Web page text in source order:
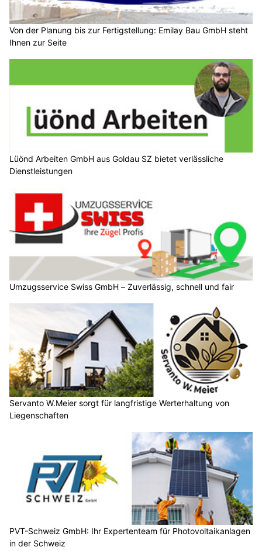
Von der Planung bis zur Fertigstellung: Emilay Bau GmbH steht
Ihnen zur Seite
Lüönd Arbeiten GmbH aus Goldau SZ bietet verlässliche
Dienstleistungen
Umzugsservice Swiss GmbH – Zuverlässig, schnell und fair
Servanto W.Meier sorgt für langfristige Werterhaltung von
Liegenschaften
PVT-Schweiz GmbH: Ihr Expertenteam für Photovoltaikanlagen
in der Schweiz